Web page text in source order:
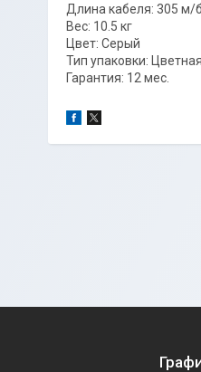
Длина кабеля: 305 м/б
Вес: 10.5 кг
Цвет: Серый
Тип упаковки:
Гарантия: 12 мес.